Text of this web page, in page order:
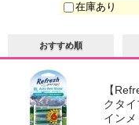
おすすめ順
在庫あり
【
クタ
インメ